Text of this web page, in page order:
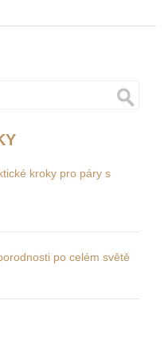
kroky pro páry s
po celém světě